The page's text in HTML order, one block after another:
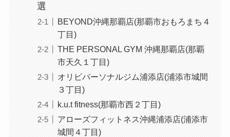
選
BEYOND沖縄那覇店(那覇市おもろまち４
丁目)
THE PERSONAL GYM 沖縄那覇店(那覇
市天久１丁目)
オリビパーソナルジム浦添店(浦添市城間
３丁目)
k.u.t fitness(那覇市西２丁目)
アローズフィットネス沖縄浦添店(浦添市
城間４丁目)